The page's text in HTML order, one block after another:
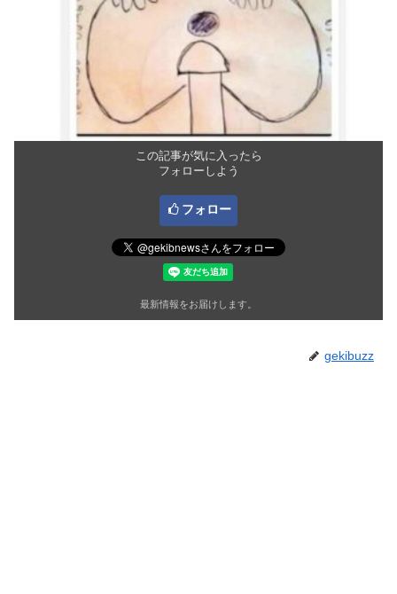
この記事が気に入ったら
フォローしよう
フォロー
最新情報をお届けします。
gekibuzz